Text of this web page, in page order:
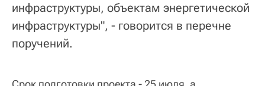
инфраструктуры, объектам энергетической
инфраструктуры", - говорится в перечне
поручений.